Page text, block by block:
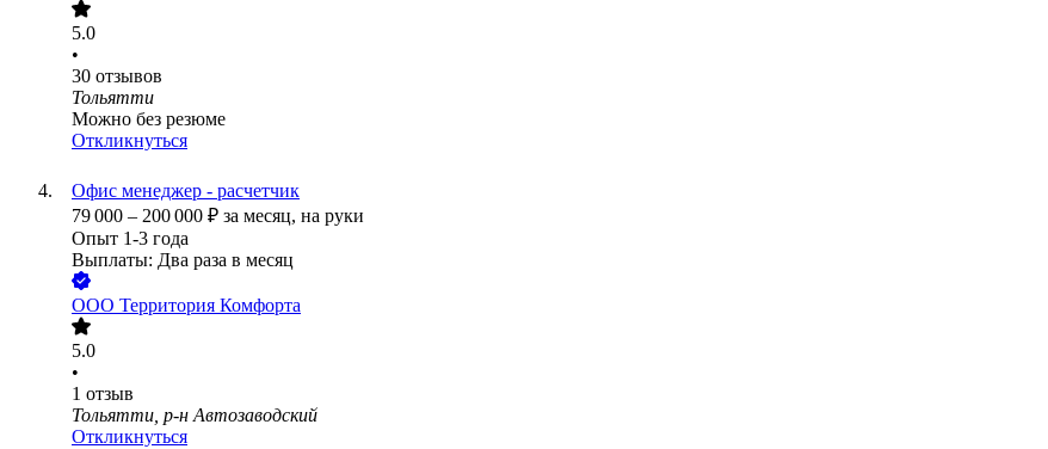
5.0
•
30 отзывов
Тольятти
Можно без резюме
Откликнуться
Офис менеджер - расчетчик
79 000 – 200 000 ₽ за месяц, на руки
Опыт 1-3 года
Выплаты: Два раза в месяц
ООО Территория Комфорта
5.0
•
1 отзыв
Тольятти, р-н Автозаводский
Откликнуться